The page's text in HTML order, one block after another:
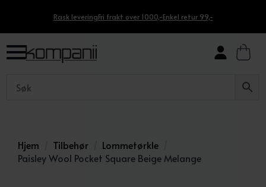
Rask leveringFri frakt over 1000,-Enkel retur 99,-
Hjem Tilbehør
Lommetørkle
Paisley Wool Pocket Square Beige Melange